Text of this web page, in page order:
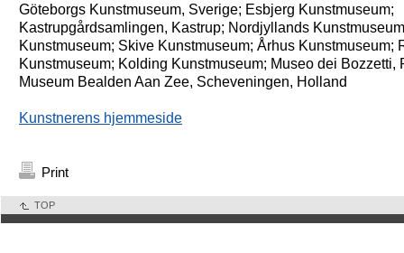
Göteborgs Kunstmuseum, Sverige; Esbjerg Kunstmuseum;
Kastrupgårdsamlingen, Kastrup; Nordjyllands
Kunstmuseum; Skive Kunstmuseum; Århus Kunstmuseum;
Kunstmuseum; Kolding Kunstmuseum; Museo dei Bozzetti,
Museum Bealden Aan Zee, Scheveningen, Holland
Kunstnerens hjemmeside
Print
TOP